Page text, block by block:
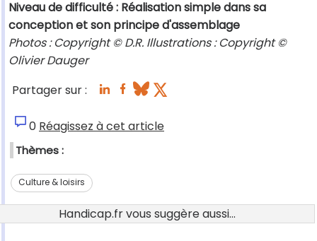
Niveau de difficulté : Réalisation simple dans sa
conception et son principe d'assemblage
Photos : Copyright © D.R. Illustrations : Copyright ©
Olivier Dauger
Partager sur :
0 Réagissez à cet article
Thèmes :
Culture & loisirs
Handicap.fr vous suggère aussi...